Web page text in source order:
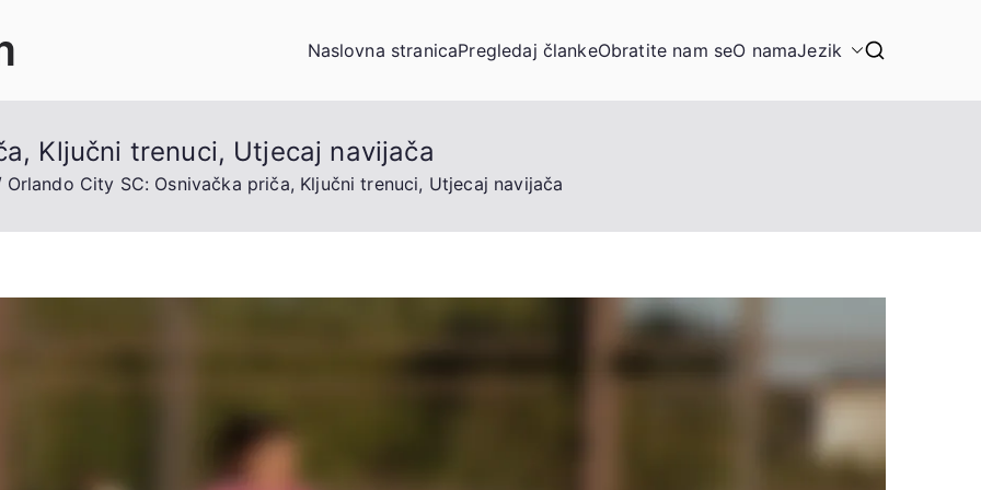
Naslovna stranicaPregledaj člankeObratite nam seO namaJezik
Ključni trenuci, Utjecaj navijača
Orlando City SC: Osnivačka priča, Ključni trenuci, Utjecaj navijača